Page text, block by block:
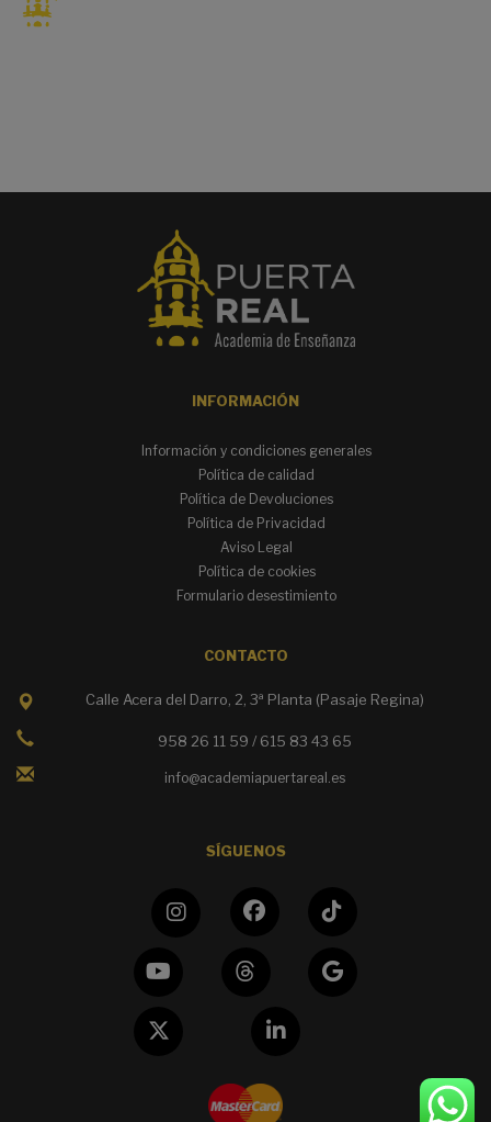
INFORMACIÓN
Información y condiciones generales
Política de calidad
Política de Devoluciones
Política de Privacidad
Aviso Legal
Política de cookies
Formulario desestimiento
CONTACTO
Calle Acera del Darro, 2, 3ª Planta (Pasaje Regina)
958 26 11 59 / 615 83 43 65
info@academiapuertareal.es
SÍGUENOS